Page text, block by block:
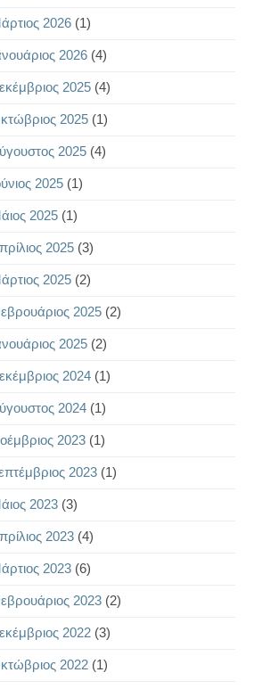
2026 (1)
2026 (4)
2025 (4)
2025 (1)
2025 (4)
2025 (1)
2025 (1)
2025 (3)
2025 (2)
2025 (2)
2025 (2)
2024 (1)
2024 (1)
2023 (1)
2023 (1)
2023 (3)
2023 (4)
2023 (6)
2023 (2)
2022 (3)
2022 (1)